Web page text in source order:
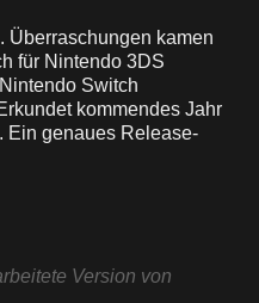
Überraschungen kamen
für Nintendo 3DS
Switch
kommendes Jahr
Ein genaues Release-
Version von